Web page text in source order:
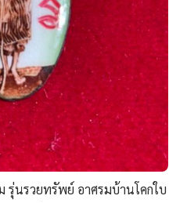
รุ่นรวยทรัพย์ อาศรมบ้านโคกใบ